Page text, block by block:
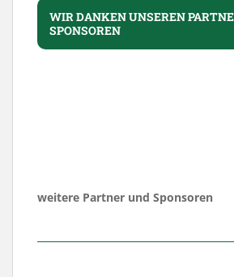
WIR DANKEN UNSEREN
SPONSOREN
weitere Partner und Sponsoren